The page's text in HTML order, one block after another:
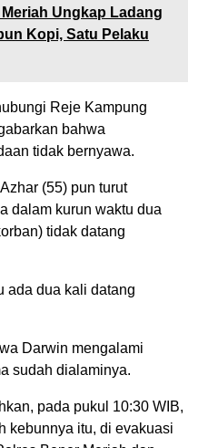
Ungkap Ladang
Kopi, Satu Pelaku
Reje Kampung
bahwa
tidak bernyawa.
(55) pun turut
dalam kurun waktu dua
tidak datang
ada dua kali datang
Darwin mengalami
sudah dialaminya.
pada pukul 10:30 WIB,
kebunnya itu, di evakuasi